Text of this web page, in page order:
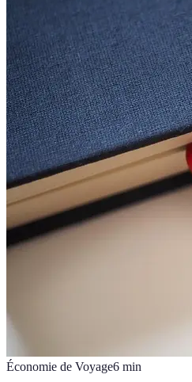
Économie de Voyage6 min